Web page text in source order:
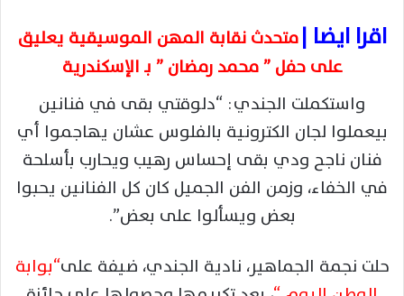
اقرا ايضا |متحدث نقابة المهن الموسيقية يعليق
على حفل ” محمد رمضان ” بـ الإسكندرية
واستكملت الجندي: “دلوقتي بقى في فنانين
بيعملوا لجان الكترونية بالفلوس عشان يهاجموا أي
فنان ناجح ودي بقى إحساس رهيب ويحارب بأسلحة
في الخفاء، وزمن الفن الجميل كان كل الفنانين يحبوا
بعض ويسألوا على بعض”.
حلت نجمة الجماهير، نادية الجندي، ضيفة على“بوابة